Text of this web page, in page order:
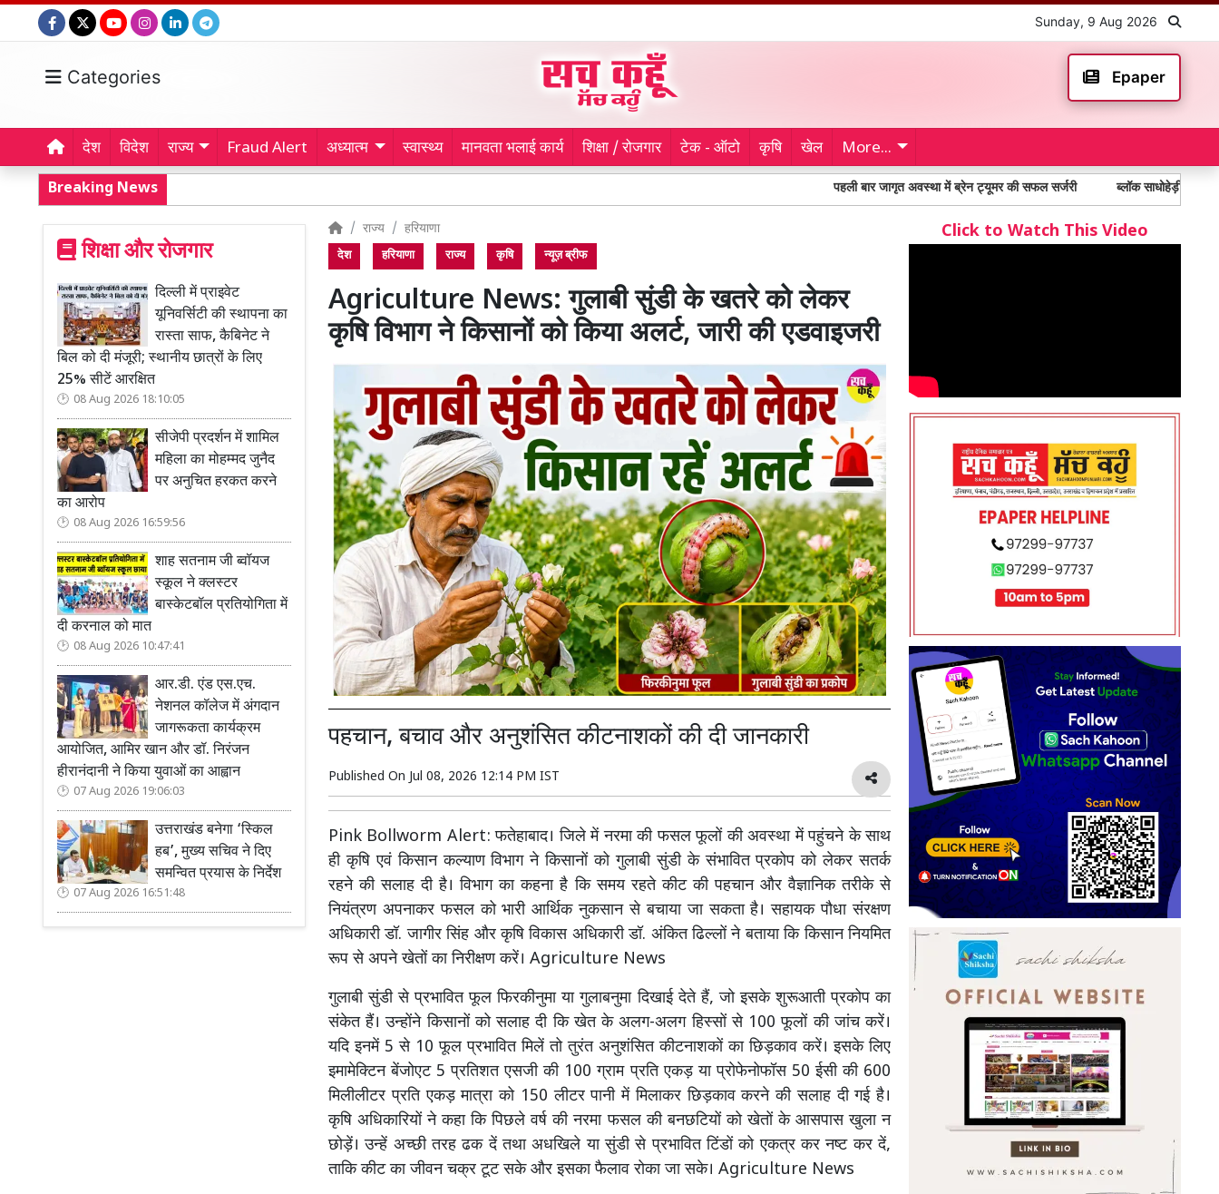
Sunday, 9 Aug 2026
Categories Epaper
देश विदेश राज्य Fraud Alert अध्यात्म स्वास्थ्य मानवता भलाई कार्य शिक्षा / रोजगार टेक - ऑटो कृषि खेल More...
Breaking News पहली बार जागृत अवस्था में ब्रेन ट्यूमर की सफल सर्जरी ब्लॉक साधोहेड़ी की साध-संगत ने
शिक्षा और रोजगार
दिल्ली में प्राइवेट
यूनिवर्सिटी की स्थापना का
रास्ता साफ, कैबिनेट ने
बिल को दी मंजूरी; स्थानीय छात्रों के लिए
25% सीटें आरक्षित
08 Aug 2026 18:10:05
सीजेपी प्रदर्शन में शामिल
महिला का मोहम्मद जुनैद
पर अनुचित हरकत करने
का आरोप
08 Aug 2026 16:59:56
शाह सतनाम जी ब्वॉयज
स्कूल ने क्लस्टर
बास्केटबॉल प्रतियोगिता में
दी करनाल को मात
08 Aug 2026 10:47:41
आर.डी. एंड एस.एच.
नेशनल कॉलेज में अंगदान
जागरूकता कार्यक्रम
आयोजित, आमिर खान और डॉ. निरंजन
हीरानंदानी ने किया युवाओं का आह्वान
07 Aug 2026 19:06:03
उत्तराखंड बनेगा ‘स्किल
हब’, मुख्य सचिव ने दिए
समन्वित प्रयास के निर्देश
07 Aug 2026 16:51:48
राज्य हरियाणा
देश हरियाणा राज्य कृषि न्यूज़ ब्रीफ
Agriculture News: गुलाबी सुंडी के खतरे को लेकर
कृषि विभाग ने किसानों को किया अलर्ट, जारी की एडवाइजरी
पहचान, बचाव और अनुशंसित कीटनाशकों की दी जानकारी
Published On Jul 08, 2026 12:14 PM IST
Pink Bollworm Alert: फतेहाबाद। जिले में नरमा की फसल फूलों की अवस्था में पहुंचने के साथ
ही कृषि एवं किसान कल्याण विभाग ने किसानों को गुलाबी सुंडी के संभावित प्रकोप को लेकर सतर्क
रहने की सलाह दी है। विभाग का कहना है कि समय रहते कीट की पहचान और वैज्ञानिक तरीके से
नियंत्रण अपनाकर फसल को भारी आर्थिक नुकसान से बचाया जा सकता है। सहायक पौधा संरक्षण
अधिकारी डॉ. जागीर सिंह और कृषि विकास अधिकारी डॉ. अंकित ढिल्लों ने बताया कि किसान नियमित
रूप से अपने खेतों का निरीक्षण करें। Agriculture News
गुलाबी सुंडी से प्रभावित फूल फिरकीनुमा या गुलाबनुमा दिखाई देते हैं, जो इसके शुरूआती प्रकोप का
संकेत हैं। उन्होंने किसानों को सलाह दी कि खेत के अलग-अलग हिस्सों से 100 फूलों की जांच करें।
यदि इनमें 5 से 10 फूल प्रभावित मिलें तो तुरंत अनुशंसित कीटनाशकों का छिड़काव करें। इसके लिए
इमामेक्टिन बेंजोएट 5 प्रतिशत एसजी की 100 ग्राम प्रति एकड़ या प्रोफेनोफॉस 50 ईसी की 600
मिलीलीटर प्रति एकड़ मात्रा को 150 लीटर पानी में मिलाकर छिड़काव करने की सलाह दी गई है।
कृषि अधिकारियों ने कहा कि पिछले वर्ष की नरमा फसल की बनछटियों को खेतों के आसपास खुला न
छोड़ें। उन्हें अच्छी तरह ढक दें तथा अधखिले या सुंडी से प्रभावित टिंडों को एकत्र कर नष्ट कर दें,
ताकि कीट का जीवन चक्र टूट सके और इसका फैलाव रोका जा सके। Agriculture News
Click to Watch This Video